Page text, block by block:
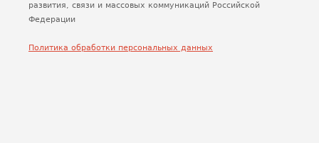
развития, связи и массовых коммуникаций Российской
Федерации
Политика обработки персональных данных